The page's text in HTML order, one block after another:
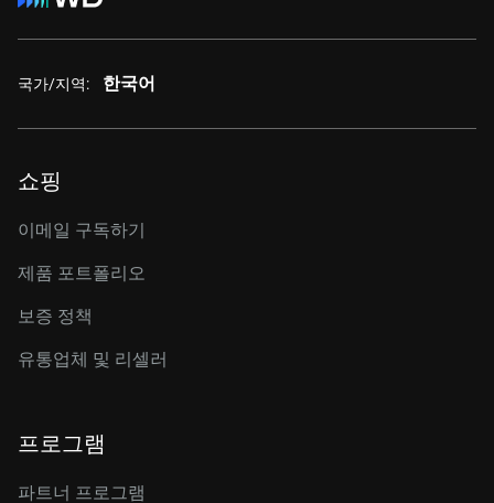
국가/지역: 한국어
쇼핑
이메일 구독하기
제품 포트폴리오
보증 정책
유통업체 및 리셀러
프로그램
파트너 프로그램